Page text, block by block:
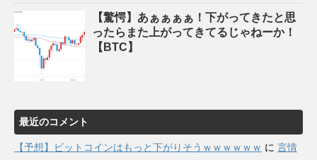
【驚愕】あぁぁぁぁ！下がってきたと思
ったらまた上がってきてるじゃねーか！
【BTC】
最近のコメント
【予想】ビットコインはもっと下がりそうｗｗｗｗｗｗ に 言情